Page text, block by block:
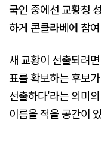
국인 중에선 교황청
하게 콘클라베에 참
새 교황이 선출되려
표를 확보하는 후보
선출하다'라는 의미
이름을 적을 공간이